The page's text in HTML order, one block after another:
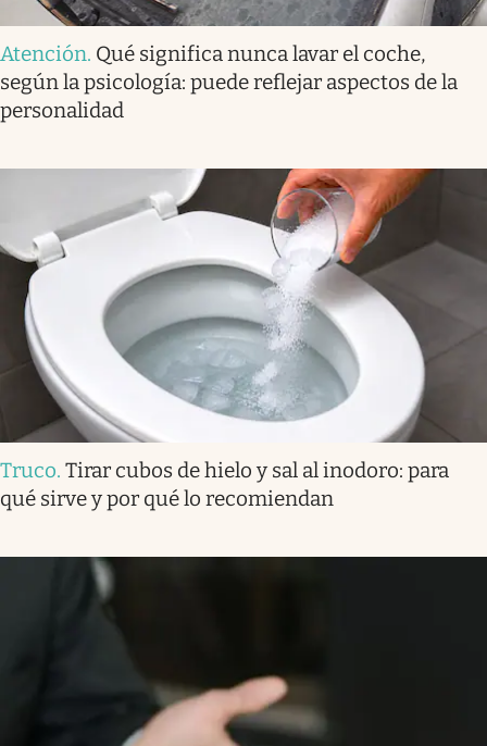
Atención. Qué significa nunca lavar el coche,
según la psicología: puede reflejar aspectos de la
personalidad
Truco. Tirar cubos de hielo y sal al inodoro: para
qué sirve y por qué lo recomiendan